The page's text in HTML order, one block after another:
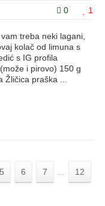
0 1
treba neki lagani,
kolač od limuna s
s IG profila
i pirovo) 150 g
praška ...
5 6 7 12